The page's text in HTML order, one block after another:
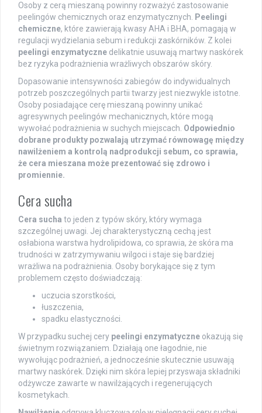
Osoby z cerą mieszaną powinny rozważyć zastosowanie
peelingów chemicznych oraz enzymatycznych.
Peelingi
chemiczne, które zawierają kwasy AHA i BHA, pomagają w
regulacji wydzielania sebum i redukcji zaskórników. Z kolei
peelingi enzymatyczne delikatnie usuwają martwy naskórek
bez ryzyka podrażnienia wrażliwych obszarów skóry.
Dopasowanie intensywności zabiegów do indywidualnych
potrzeb poszczególnych partii twarzy jest niezwykle istotne.
Osoby posiadające cerę mieszaną powinny unikać
agresywnych peelingów mechanicznych, które mogą
wywołać podrażnienia w suchych miejscach. Odpowiednio
dobrane produkty pozwalają utrzymać równowagę między
nawilżeniem a kontrolą nadprodukcji sebum, co sprawia,
że cera mieszana może prezentować się zdrowo i
promiennie.
Cera sucha
Cera sucha to jeden z typów skóry, który wymaga
szczególnej uwagi. Jej charakterystyczną cechą jest
osłabiona warstwa hydrolipidowa, co sprawia, że skóra ma
trudności w zatrzymywaniu wilgoci i staje się bardziej
wrażliwa na podrażnienia. Osoby borykające się z tym
problemem często doświadczają:
uczucia szorstkości,
łuszczenia,
spadku elastyczności.
W przypadku suchej cery peelingi enzymatyczne okazują się
świetnym rozwiązaniem. Działają one łagodnie, nie
wywołując podrażnień, a jednocześnie skutecznie usuwają
martwy naskórek. Dzięki nim skóra lepiej przyswaja składniki
odżywcze zawarte w nawilżających i regenerujących
kosmetykach.